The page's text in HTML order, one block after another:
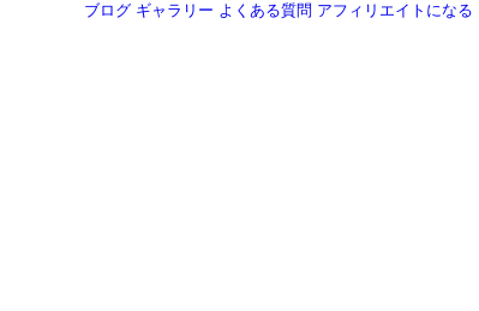
ブログ ギャラリー よくある質問 アフィリエイトになる